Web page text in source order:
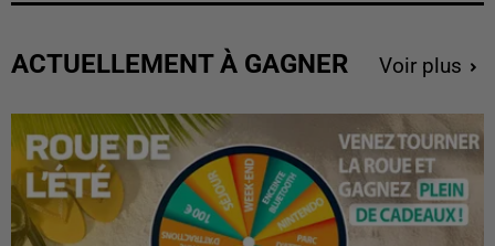
ACTUELLEMENT À GAGNER Voir plus